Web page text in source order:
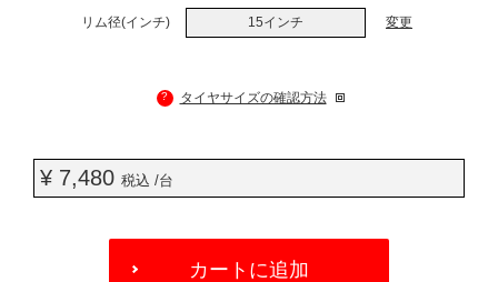
リム径(インチ) 15インチ 変更
? タイヤサイズの確認方法
¥ 7,480 税込 /台
カートに追加